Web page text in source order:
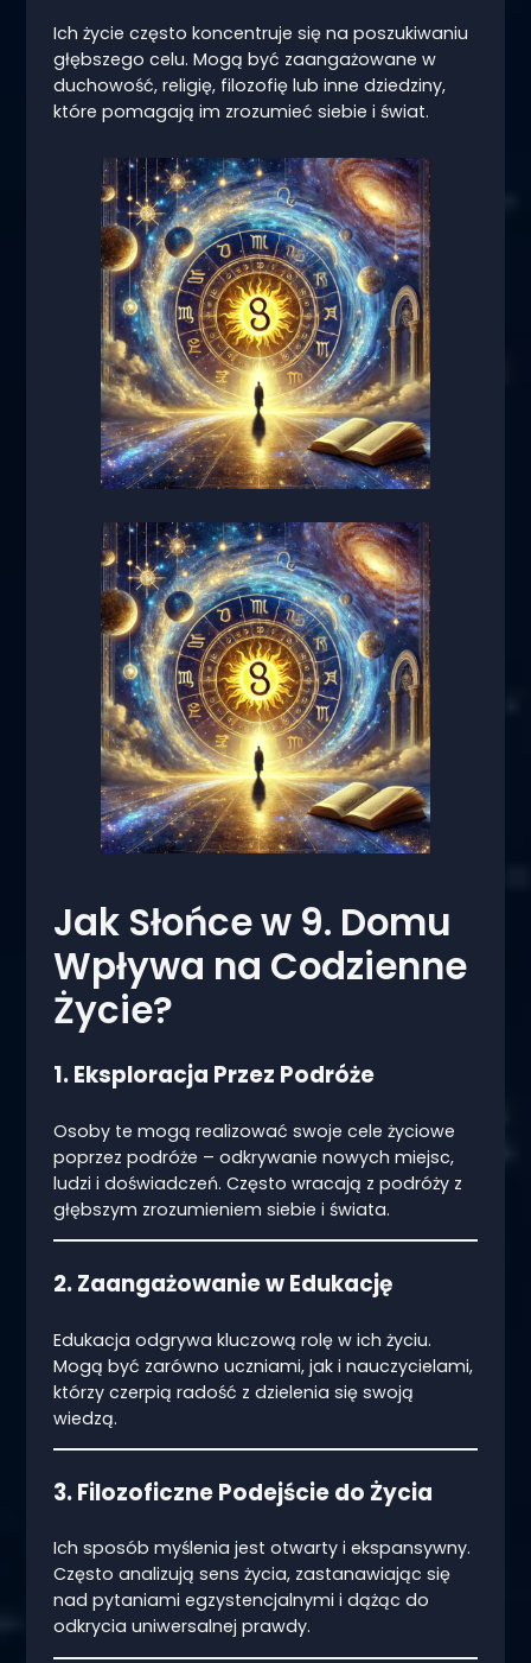
Ich życie często koncentruje się na poszukiwaniu
głębszego celu. Mogą być zaangażowane w
duchowość, religię, filozofię lub inne dziedziny,
które pomagają im zrozumieć siebie i świat.
Jak Słońce w 9. Domu
Wpływa na Codzienne
Życie?
1. Eksploracja Przez Podróże
Osoby te mogą realizować swoje cele życiowe
poprzez podróże – odkrywanie nowych miejsc,
ludzi i doświadczeń. Często wracają z podróży z
głębszym zrozumieniem siebie i świata.
2. Zaangażowanie w Edukację
Edukacja odgrywa kluczową rolę w ich życiu.
Mogą być zarówno uczniami, jak i nauczycielami,
którzy czerpią radość z dzielenia się swoją
wiedzą.
3. Filozoficzne Podejście do Życia
Ich sposób myślenia jest otwarty i ekspansywny.
Często analizują sens życia, zastanawiając się
nad pytaniami egzystencjalnymi i dążąc do
odkrycia uniwersalnej prawdy.